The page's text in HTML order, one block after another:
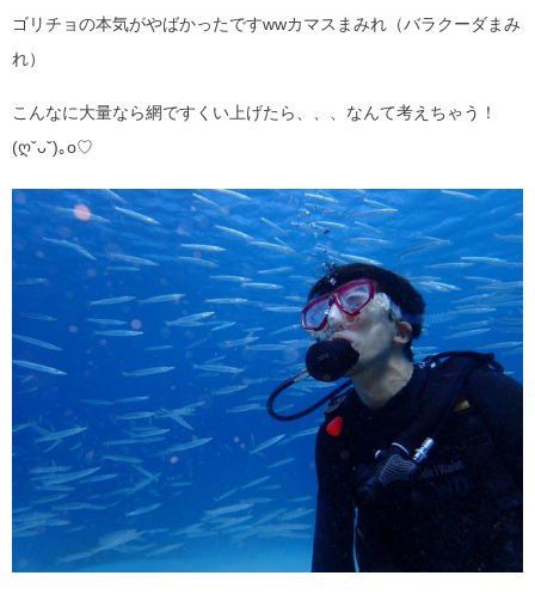
ゴリチョの本気がやばかったですwwカマスまみれ（バラクーダまみ
れ）
こんなに大量なら網ですくい上げたら、、、なんて考えちゃう！
(ღˇᴗˇ)｡o♡